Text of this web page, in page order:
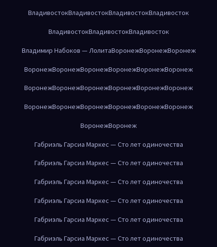
ВладивостокВладивостокВладивостокВладивосток
ВладивостокВладивостокВладивосток
Владимир Набоков — ЛолитаВоронежВоронежВоронеж
ВоронежВоронежВоронежВоронежВоронежВоронеж
ВоронежВоронежВоронежВоронежВоронежВоронеж
ВоронежВоронежВоронежВоронежВоронежВоронеж
ВоронежВоронеж
Габриэль Гарсиа Маркес — Сто лет одиночества
Габриэль Гарсиа Маркес — Сто лет одиночества
Габриэль Гарсиа Маркес — Сто лет одиночества
Габриэль Гарсиа Маркес — Сто лет одиночества
Габриэль Гарсиа Маркес — Сто лет одиночества
Габриэль Гарсиа Маркес — Сто лет одиночества